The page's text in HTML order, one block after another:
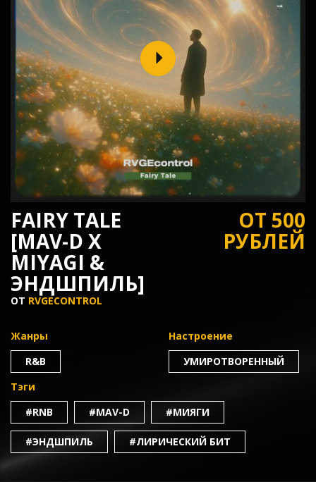
FAIRY TALE
[MAV-D X
MIYAGI &
ЭНДШПИЛЬ]
ОТ RVGECONTROL
ОТ 500
РУБЛЕЙ
Жанры
R&B
Настроение
УМИРОТВОРЕННЫЙ
Тэги
#RNB
#MAV-D #МИЯГИ
#ЭНДШПИЛЬ #ЛИРИЧЕСКИЙ БИТ